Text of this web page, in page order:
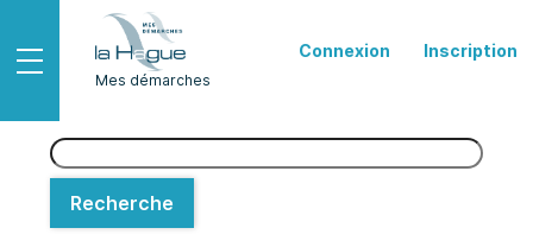
Mes démarches
Connexion Inscription
Ouvrir le menu
Recherche
Recherche